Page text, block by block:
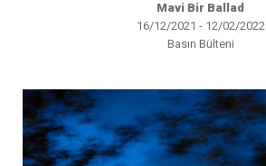
Mavi Bir Ballad
16/12/2021 - 12/02/2022
Basın Bülteni